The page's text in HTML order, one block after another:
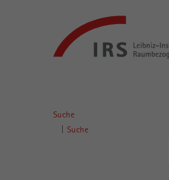
Raumbezogene
Suche
Suche